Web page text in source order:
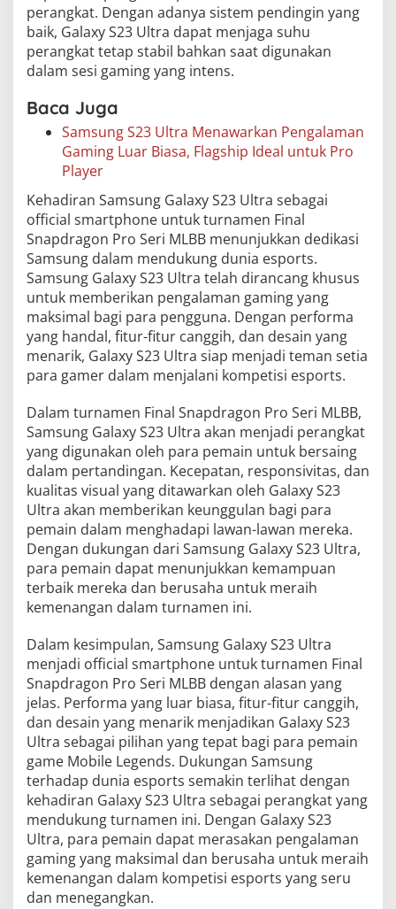
perangkat. Dengan adanya sistem pendingin yang
baik, Galaxy S23 Ultra dapat menjaga suhu
perangkat tetap stabil bahkan saat digunakan
dalam sesi gaming yang intens.
Baca Juga
Samsung S23 Ultra Menawarkan Pengalaman
Gaming Luar Biasa, Flagship Ideal untuk Pro
Player
Kehadiran Samsung Galaxy S23 Ultra sebagai
official smartphone untuk turnamen Final
Snapdragon Pro Seri MLBB menunjukkan dedikasi
Samsung dalam mendukung dunia esports.
Samsung Galaxy S23 Ultra telah dirancang khusus
untuk memberikan pengalaman gaming yang
maksimal bagi para pengguna. Dengan performa
yang handal, fitur-fitur canggih, dan desain yang
menarik, Galaxy S23 Ultra siap menjadi teman setia
para gamer dalam menjalani kompetisi esports.
Dalam turnamen Final Snapdragon Pro Seri MLBB,
Samsung Galaxy S23 Ultra akan menjadi perangkat
yang digunakan oleh para pemain untuk bersaing
dalam pertandingan. Kecepatan, responsivitas, dan
kualitas visual yang ditawarkan oleh Galaxy S23
Ultra akan memberikan keunggulan bagi para
pemain dalam menghadapi lawan-lawan mereka.
Dengan dukungan dari Samsung Galaxy S23 Ultra,
para pemain dapat menunjukkan kemampuan
terbaik mereka dan berusaha untuk meraih
kemenangan dalam turnamen ini.
Dalam kesimpulan, Samsung Galaxy S23 Ultra
menjadi official smartphone untuk turnamen Final
Snapdragon Pro Seri MLBB dengan alasan yang
jelas. Performa yang luar biasa, fitur-fitur canggih,
dan desain yang menarik menjadikan Galaxy S23
Ultra sebagai pilihan yang tepat bagi para pemain
game Mobile Legends. Dukungan Samsung
terhadap dunia esports semakin terlihat dengan
kehadiran Galaxy S23 Ultra sebagai perangkat yang
mendukung turnamen ini. Dengan Galaxy S23
Ultra, para pemain dapat merasakan pengalaman
gaming yang maksimal dan berusaha untuk meraih
kemenangan dalam kompetisi esports yang seru
dan menegangkan.